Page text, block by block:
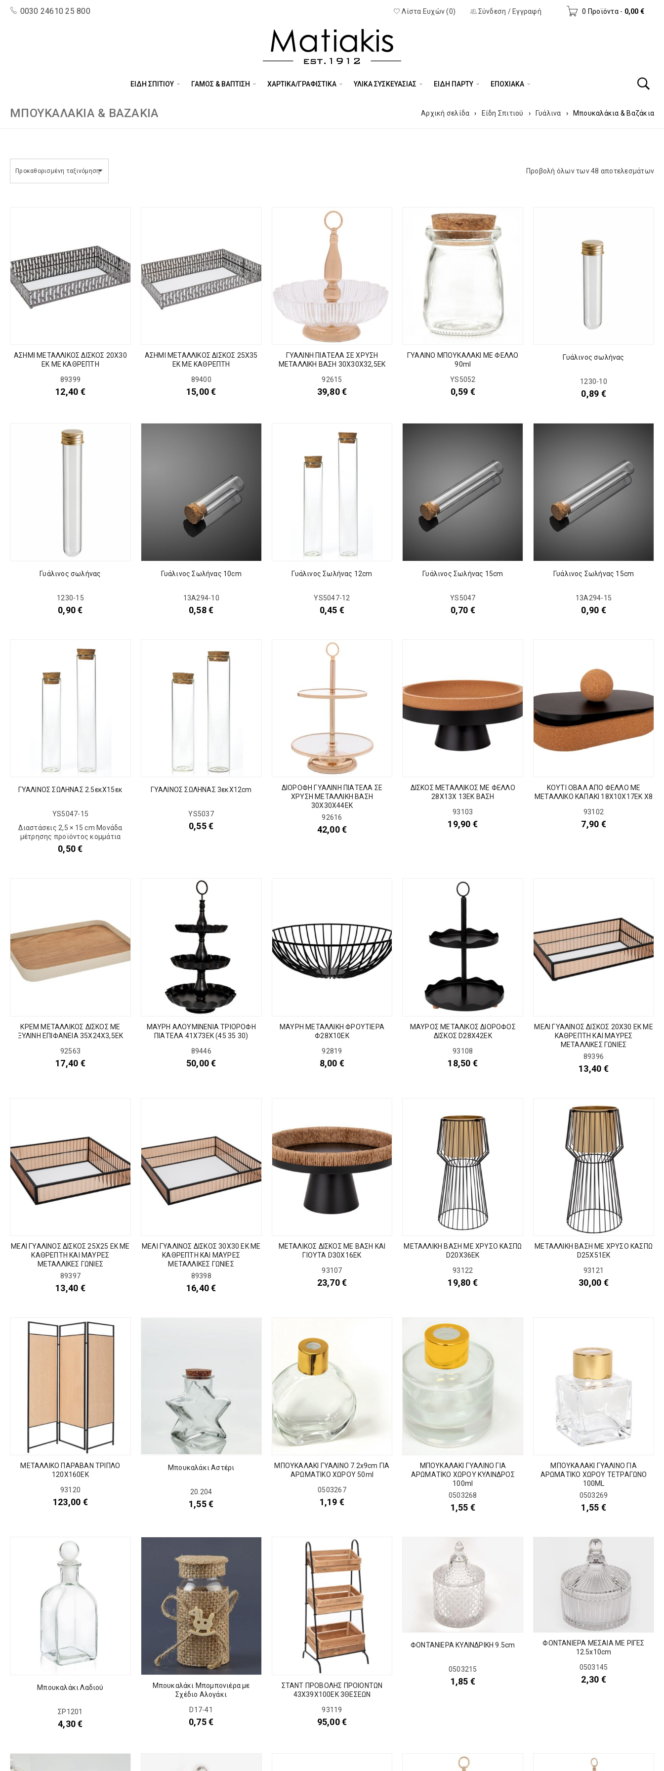
0030 24610 25 800 0 Προϊόντα - 0,00 €
Σύνδεση / Εγγραφή
Λίστα Ευχών (0)
ΕΙΔΗ ΣΠΙΤΙΟΥ ΓΑΜΟΣ & ΒΑΠΤΙΣΗ ΧΑΡΤΙΚΑ/ΓΡΑΦΙΣΤΙΚΑ ΥΛΙΚΑ ΣΥΣΚΕΥΑΣΙΑΣ ΕΊΔΗ ΠΆΡΤΥ ΕΠΟΧΙΑΚΑ
ΜΠΟΥΚΑΛΆΚΙΑ & ΒΑΖΆΚΙΑ Αρχική σελίδα › Είδη Σπιτιού › Γυάλινα › Μπουκαλάκια & Βαζάκια
Προβολή όλων των 48 αποτελεσμάτων
Προκαθορισμένη ταξινόμηση
ΑΣΗΜΙ ΜΕΤΑΛΛΙΚΟΣ ΔΙΣΚΟΣ 20Χ30
ΕΚ ΜΕ ΚΑΘΡΕΠΤΗ
89399
12,40 €
ΑΣΗΜΙ ΜΕΤΑΛΛΙΚΟΣ ΔΙΣΚΟΣ 25Χ35
ΕΚ ΜΕ ΚΑΘΡΕΠΤΗ
89400
15,00€
ΓΥΑΛΙΝΗ ΠΙΑΤΕΛΑ ΣΕ ΧΡΥΣΗ
ΜΕΤΑΛΛΙΚΗ ΒΑΣΗ 30Χ30Χ32,5ΕΚ
92615
39,80€
ΓΥΑΛΙΝΟ ΜΠΟΥΚΑΛΑΚΙ ΜΕ ΦΕΛΛΟ
90ml
YS5052
0,59 €
Γυάλινος σωλήνας
1230-10
0,89 €
Γυάλινος σωλήνας
1230-15
0,90€
Γυάλινος Σωλήνας 10cm
13Α294-10
0,58€
Γυάλινος Σωλήνας 12cm
YS5047-12
0,45 €
Γυάλινος Σωλήνας 15cm
YS5047
0,70 €
Γυάλινος Σωλήνας 15cm
13Α294-15
0,90 €
ΓΥΑΛΙΝΟΣ ΣΩΛΗΝΑΣ 2.5εκΧ15εκ
YS5047-15
Διαστάσεις 2,5 × 15 cm Μονάδα
μέτρησης προϊόντος κομμάτια
0,50€
ΓΥΑΛΙΝΟΣ ΣΩΛΗΝΑΣ 3εκΧ12cm
YS5037
0,55€
ΔΙΟΡΟΦΗ ΓΥΑΛΙΝΗ ΠΙΑΤΕΛΑ ΣΕ
ΧΡΥΣΗ ΜΕΤΑΛΛΙΚΗ ΒΑΣΗ
30Χ30Χ44ΕΚ
92616
42,00€
ΔΙΣΚΟΣ ΜΕΤΑΛΛΙΚΟΣ ΜΕ ΦΕΛΛΟ
28Χ13Χ 13ΕΚ ΒΑΣΗ
93103
19,90 €
ΚΟΥΤΙ ΟΒΑΛ ΑΠΟ ΦΕΛΛΟ ΜΕ
ΜΕΤΑΛΛΙΚΟ ΚΑΠΑΚΙ 18Χ10Χ17ΕΚ Χ8
93102
7,90 €
ΚΡΕΜ ΜΕΤΑΛΛΙΚΟΣ ΔΙΣΚΟΣ ΜΕ
ΞΥΛΙΝΗ ΕΠΙΦΑΝΕΙΑ 35Χ24Χ3,5ΕΚ
92563
17,40 €
ΜΑΥΡΗ ΑΛΟΥΜΙΝΕΝΙΑ ΤΡΙΟΡΟΦΗ
ΠΙΑΤΕΛΑ 41Χ73ΕΚ (45 35 30)
89446
50,00€
ΜΑΥΡΗ ΜΕΤΑΛΛΙΚΗ ΦΡΟΥΤΙΕΡΑ
Φ28Χ10ΕΚ
92819
8,00 €
ΜΑΥΡΟΣ ΜΕΤΑΛΙΚΟΣ ΔΙΟΡΟΦΟΣ
ΔΙΣΚΟΣ D28X42EK
93108
18,50 €
ΜΕΛΙ ΓΥΑΛΙΝΟΣ ΔΙΣΚΟΣ 20Χ30 ΕΚ ΜΕ
ΚΑΘΡΕΠΤΗ ΚΑΙ ΜΑΥΡΕΣ
ΜΕΤΑΛΛΙΚΕΣ ΓΩΝΙΕΣ
89396
13,40 €
ΜΕΛΙ ΓΥΑΛΙΝΟΣ ΔΙΣΚΟΣ 25Χ25 ΕΚ ΜΕ
ΚΑΘΡΕΠΤΗ ΚΑΙ ΜΑΥΡΕΣ
ΜΕΤΑΛΛΙΚΕΣ ΓΩΝΙΕΣ
89397
13,40 €
ΜΕΛΙ ΓΥΑΛΙΝΟΣ ΔΙΣΚΟΣ 30Χ30 ΕΚ ΜΕ
ΚΑΘΡΕΠΤΗ ΚΑΙ ΜΑΥΡΕΣ
ΜΕΤΑΛΛΙΚΕΣ ΓΩΝΙΕΣ
89398
16,40€
ΜΕΤΑΛΙΚΟΣ ΔΙΣΚΟΣ ΜΕ ΒΑΣΗ ΚΑΙ
ΓΙΟΥΤΑ D30X16EK
93107
23,70€
ΜΕΤΑΛΛΙΚΗ ΒΑΣΗ ΜΕ ΧΡΥΣΟ ΚΑΣΠΩ
D20X36EK
93122
19,80 €
ΜΕΤΑΛΛΙΚΗ ΒΑΣΗ ΜΕ ΧΡΥΣΟ ΚΑΣΠΩ
D25X51EK
93121
30,00 €
ΜΕΤΑΛΛΙΚΟ ΠΑΡΑΒΑΝ ΤΡΙΠΛΟ
120Χ160ΕΚ
93120
123,00 €
Μπουκαλάκι Αστέρι
20.204
1,55€
ΜΠΟΥΚΑΛΑΚΙ ΓΥΑΛΙΝΟ 7.2x9cm ΓΙΑ
ΑΡΩΜΑΤΙΚΟ ΧΩΡΟΥ 50ml
0503267
1,19 €
ΜΠΟΥΚΑΛΑΚΙ ΓΥΑΛΙΝΟ ΓΙΑ
ΑΡΩΜΑΤΙΚΟ ΧΩΡΟΥ ΚΥΛΙΝΔΡΟΣ
100ml
0503268
1,55 €
ΜΠΟΥΚΑΛΑΚΙ ΓΥΑΛΙΝΟ ΓΙΑ
ΑΡΩΜΑΤΙΚΟ ΧΩΡΟΥ ΤΕΤΡΑΓΩΝΟ
100ML
0503269
1,55 €
Μπουκαλάκι Λαδιού
ΣΡ1201
4,30€
Μπουκαλάκι Μπομπονιέρα με
Σχέδιο Αλογάκι
D17-41
0,75€
ΣΤΑΝΤ ΠΡΟΒΟΛΗΣ ΠΡΟΙΟΝΤΩΝ
43Χ39Χ100ΕΚ 3ΘΕΣΕΩΝ
93119
95,00€
ΦΟΝΤΑΝΙΕΡΑ ΚΥΛΙΝΔΡΙΚΗ 9.5cm
0503215
1,85 €
ΦΟΝΤΑΝΙΕΡΑ ΜΕΣΑΙΑ ΜΕ ΡΙΓΕΣ
12.5x10cm
0503145
2,30 €